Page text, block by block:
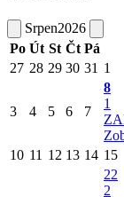
Srpen2026
Po Út St Čt Pá
27 28 29 30 31 1
3 4 5 6 7
8
1
10 11 12 13 14 15
22
2